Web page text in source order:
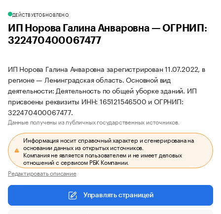
ДЕЙСТВУЕТОБНОВЛЕНО
ИП Норова Галина Анваровна — ОГРНИП:
322470400067477
ИП Норова Галина Анваровна зарегистрирован 11.07.2022, в
регионе — Ленинградская область. Основной вид
деятельности: Деятельность по общей уборке зданий. ИП
присвоены реквизиты ИНН: 165121546500 и ОГРНИП:
322470400067477.
Данные получены из публичных государственных источников.
Информация носит справочный характер и сгенерирована на
основании данных из открытых источников.
Компания не является пользователем и не имеет деловых
отношений с сервисом РБК Компании.
Редактировать описание
Управлять страницей